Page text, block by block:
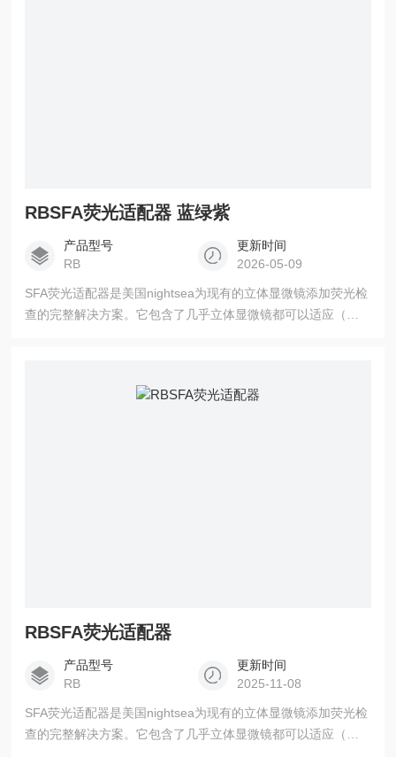
RBSFA荧光适配器 蓝绿紫
产品型号
RB
更新时间
2026-05-09
SFA荧光适配器是美国nightsea为现有的立体显微镜添加荧光检
查的完整解决方案。它包含了几乎立体显微镜都可以适应（不
有的立体显微镜添加荧光的完整解决方案。
RBSFA荧光适配器
产品型号
RB
更新时间
2025-11-08
SFA荧光适配器是美国nightsea为现有的立体显微镜添加荧光检
查的完整解决方案。它包含了几乎立体显微镜都可以适应（不